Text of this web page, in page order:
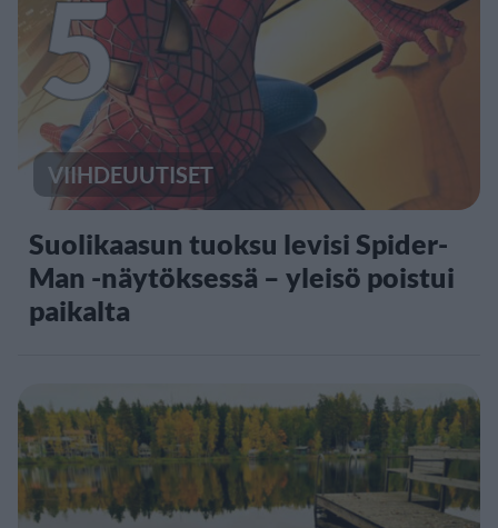
5
VIIHDEUUTISET
Suolikaasun tuoksu levisi Spider-
Man -näytöksessä – yleisö poistui
paikalta